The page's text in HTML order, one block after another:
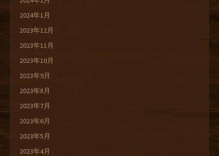
2024年1月
2023年12月
2023年11月
2023年10月
2023年9月
2023年8月
2023年7月
2023年6月
2023年5月
2023年4月